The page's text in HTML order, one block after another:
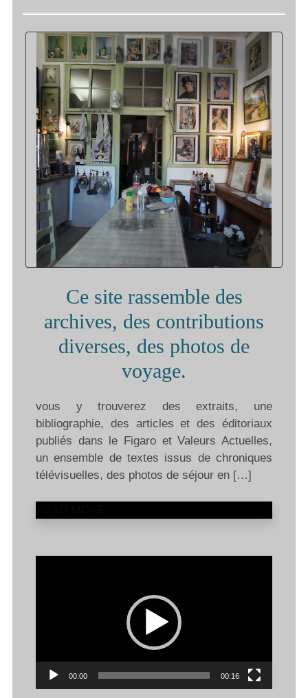
Ce site rassemble des
archives, des contributions
diverses, des photos de
voyage.
vous y trouverez des extraits, une
bibliographie, des articles et des éditoriaux
publiés dans le Figaro et Valeurs Actuelles,
un ensemble de textes issus de chroniques
télévisuelles, des photos de séjour en […]
00:00 00:16